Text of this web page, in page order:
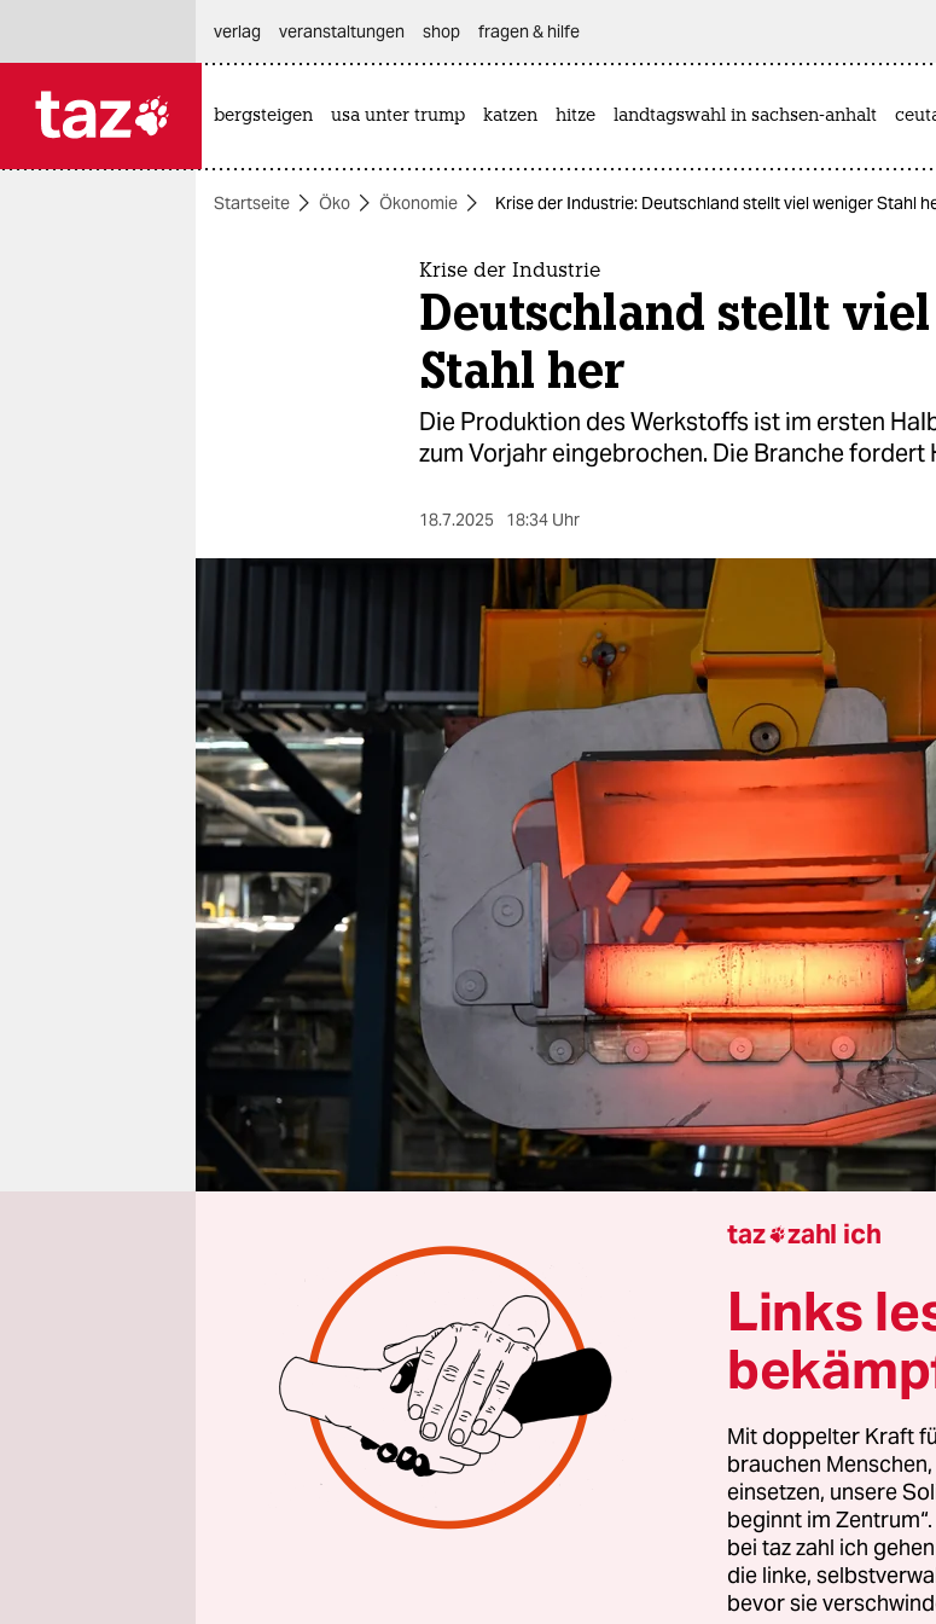
themen
verlag
verlag
veranstaltungen
shop
fragen & hilfe
unterstützen
abo
genossenschaft
verlag
veranstaltungen shop fragen & hilfe
bergsteigen usa unter trump katzen hitze landtagswahl in sachsen-anhalt
Startseite Öko Ökonomie Krise der Industrie: Deutschland stellt viel weniger Stahl
Krise der Industrie
Deutschland stellt
Stahl her
Die Produktion des Werkstoffs ist im ersten
zum Vorjahr eingebrochen. Die Branche fordert
18.7.2025 18:34 Uhr
Aus BerlinEva Kaiser
Die Stahlindustrie schlägt Alarm: Die
Halbjahr 2025 fast 12 Prozent unter dem
Vorjahreszeitraum, klagte die
Um den Industriestandort Deutschland stehe
verkündete Verbandschefin Kerstin Maria
Sie sieht den Rückgang der
Finanzkrise 2009 vor allem in zu hohen
taz zahl ich
Links
Mit doppelter Kraft
brauchen
einsetzen, unsere
beginnt im
bei taz zahl ich
die linke,
bevor sie